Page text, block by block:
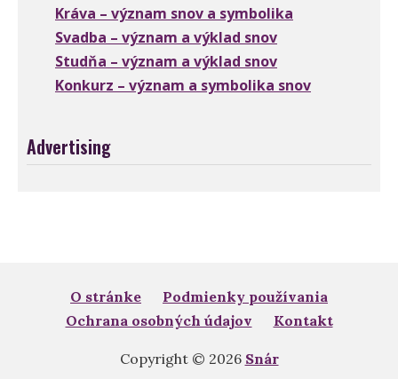
Kráva – význam snov a symbolika
Svadba – význam a výklad snov
Studňa – význam a výklad snov
Konkurz – význam a symbolika snov
Advertising
O stránke
Podmienky používania
Ochrana osobných údajov
Kontakt
Copyright © 2026 Snár